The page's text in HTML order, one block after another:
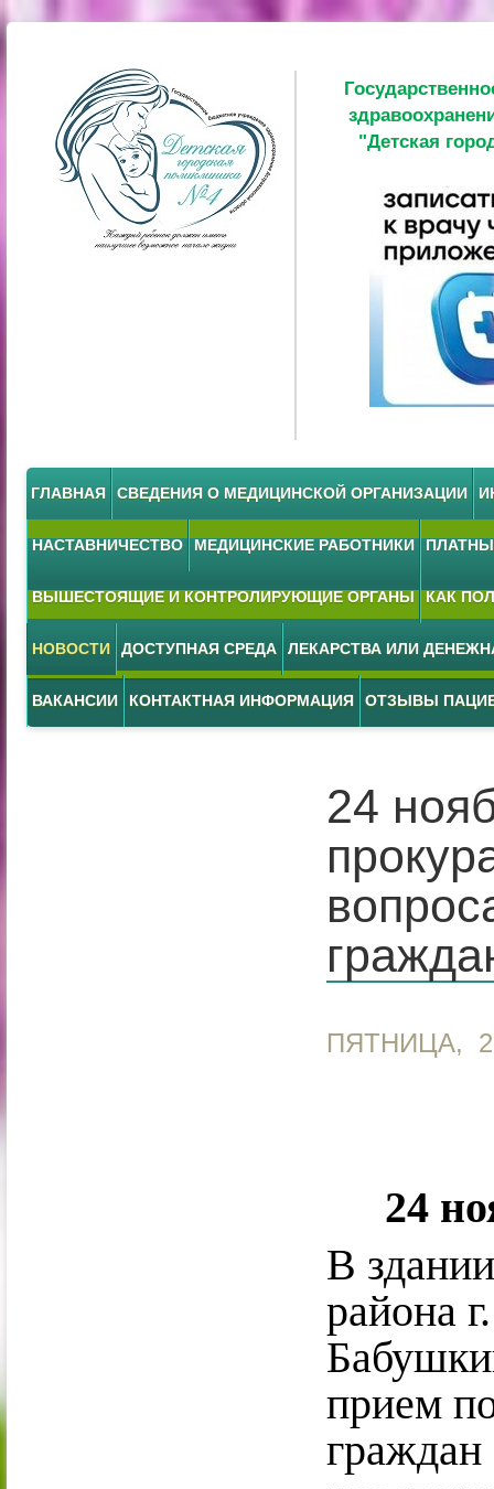
"Детская
ГЛАВНАЯ СВЕДЕНИЯ О МЕДИЦИНСКОЙ ОРГАНИЗАЦИИ
НАСТАВНИЧЕСТВО МЕДИЦИНСКИЕ РАБОТНИКИ
ВЫШЕСТОЯЩИЕ И КОНТРОЛИРУЮЩИЕ ОРГАНЫ КАК
НОВОСТИ ДОСТУПНАЯ СРЕДА ЛЕКАРСТВА ИЛИ
ВАКАНСИИ КОНТАКТНАЯ ИНФОРМАЦИЯ ОТЗЫВЫ
24
ПЯТНИЦА,
24
В
района
прием
граждан